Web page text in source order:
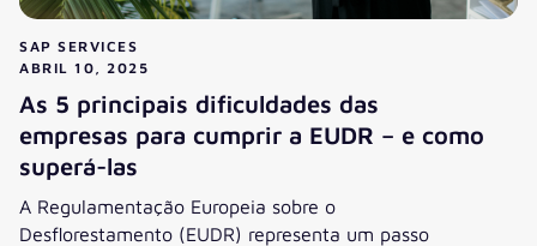
SAP SERVICES
ABRIL 10, 2025
As 5 principais dificuldades das
empresas para cumprir a EUDR – e como
superá-las
A Regulamentação Europeia sobre o
Desflorestamento (EUDR) representa um passo